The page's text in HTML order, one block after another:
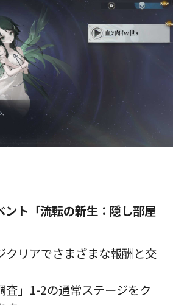
ント「流転の新生：隠し部屋
クリアでさまざまな報酬と交
」1-2の通常ステージをク